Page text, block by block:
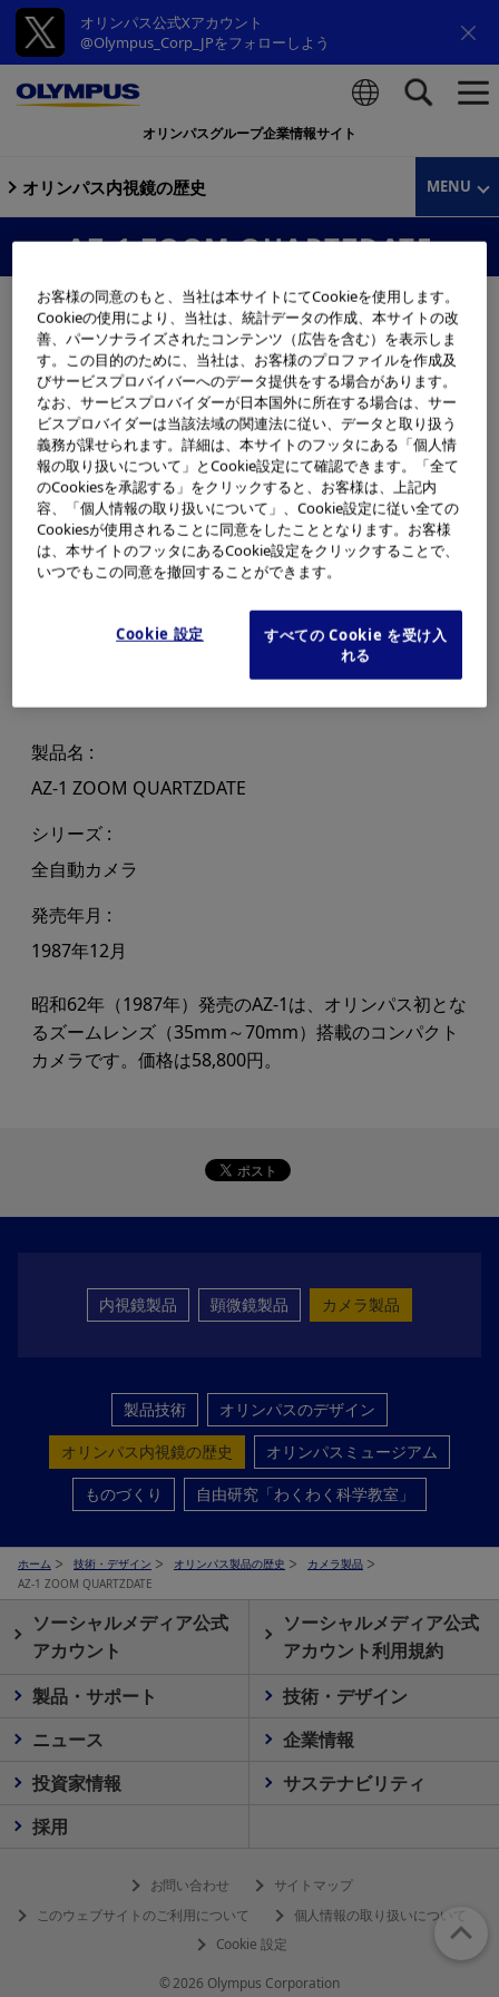
オリンパス公式Xアカウント
@Olympus_Corp_JPをフォローしよう
オリンパスグループ企業情報サイト
オリンパス内視鏡の歴史 MENU
AZ-1 ZOOM QUARTZDATE
製品名
AZ-1 ZOOM QUARTZDATE
シリーズ
全自動カメラ
発売年月
1987年12月
昭和62年（1987年）発売のAZ-1は、オリンパス初とな
るズームレンズ（35mm～70mm）搭載のコンパクト
カメラです。価格は58,800円。
内視鏡製品 顕微鏡製品 カメラ製品
製品技術
オリンパスのデザイン
オリンパス内視鏡の歴史
オリンパスミュージアム
ものづくり
自由研究「わくわく科学教室」
ホーム 技術・デザイン オリンパス製品の歴史
カメラ製品
AZ-1 ZOOM QUARTZDATE
ソーシャルメディア公式
アカウント
ソーシャルメディア公式
アカウント利用規約
製品・サポート
技術・デザイン
ニュース
企業情報
投資家情報
サステナビリティ
採用
お問い合わせ
サイトマップ
このウェブサイトのご利用について
個人情報の取り扱いについて
Cookie 設定
© 2026 Olympus Corporation
お客様の同意のもと、当社は本サイトにてCookieを使用します。
Cookieの使用により、当社は、統計データの作成、本サイトの改
善、パーソナライズされたコンテンツ（広告を含む）を表示しま
す。この目的のために、当社は、お客様のプロファイルを作成及
びサービスプロバイバーへのデータ提供をする場合があります。
なお、サービスプロバイダーが日本国外に所在する場合は、サー
ビスプロバイダーは当該法域の関連法に従い、データと取り扱う
義務が課せられます。詳細は、本サイトのフッタにある「個人情
報の取り扱いについて」とCookie設定にて確認できます。「全て
のCookiesを承認する」をクリックすると、お客様は、上記内
容、「個人情報の取り扱いについて」、Cookie設定に従い全ての
Cookiesが使用されることに同意をしたこととなります。お客様
は、本サイトのフッタにあるCookie設定をクリックすることで、
いつでもこの同意を撤回することができます。
Cookie 設定
すべての Cookie を受け入
れる